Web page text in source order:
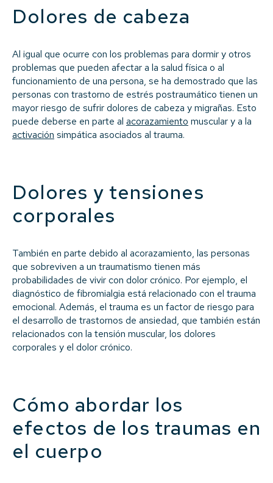
Dolores de cabeza
Al igual que ocurre con los problemas para dormir y otros
problemas que pueden afectar a la salud física o al
funcionamiento de una persona, se ha demostrado que las
personas con trastorno de estrés postraumático tienen un
mayor riesgo de sufrir dolores de cabeza y migrañas. Esto
puede deberse en parte al acorazamiento muscular y a la
activación simpática asociados al trauma.
Dolores y tensiones
corporales
También en parte debido al acorazamiento, las personas
que sobreviven a un traumatismo tienen más
probabilidades de vivir con dolor crónico. Por ejemplo, el
diagnóstico de fibromialgia está relacionado con el trauma
emocional. Además, el trauma es un factor de riesgo para
el desarrollo de trastornos de ansiedad, que también están
relacionados con la tensión muscular, los dolores
corporales y el dolor crónico.
Cómo abordar los
efectos de los traumas en
el cuerpo